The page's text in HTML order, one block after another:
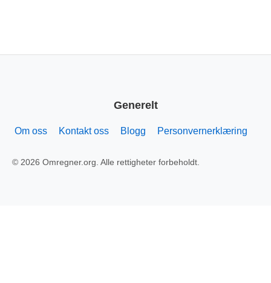
Generelt
Om oss Kontakt oss Blogg Personvernerklæring
© 2026 Omregner.org. Alle rettigheter forbeholdt.